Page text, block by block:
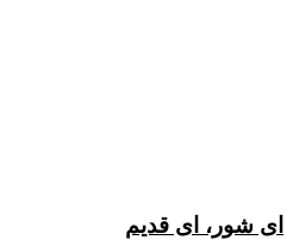
ای شور، ای قدیم